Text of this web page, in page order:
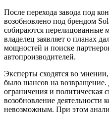
После перехода завода под
возобновлено под брендом
собираются
владелец заявляет о планах
мощностей и поиске
автопроизводителей.
Эксперты сходятся во
было шансов на
ограничения и политическая
возобновление деятельности
невозможным. При этом